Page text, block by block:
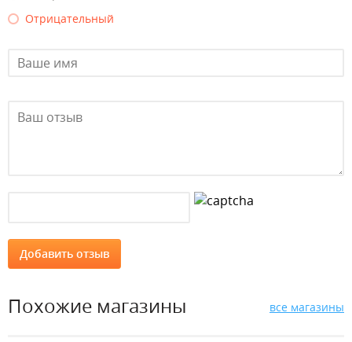
Отрицательный
Похожие магазины все магазины